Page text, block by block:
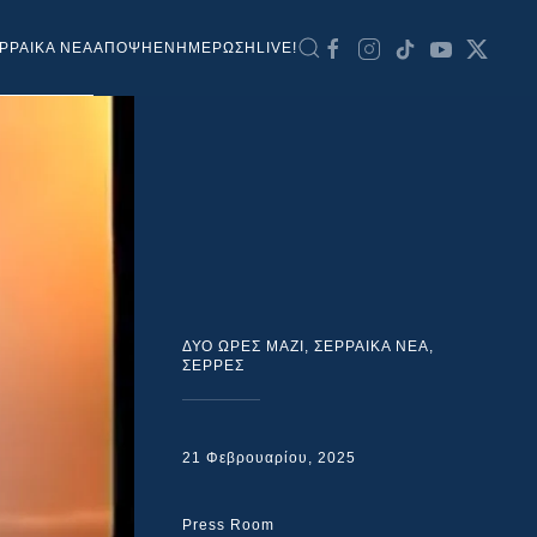
ΝΕΑΑΠΟΨΗ ΕΝΗΜΕΡΩΣΗ LIVE!
ΔΥΟ ΩΡΕΣ ΜΑΖΙ, ΣΕΡΡΑΙΚΑ ΝΕΑ,
ΣΕΡΡΕΣ
21 Φεβρουαρίου, 2025
Press Room